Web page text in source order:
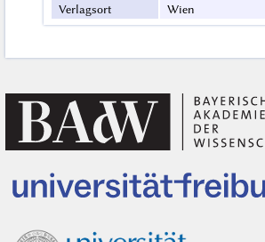
Verlagsort
Wien